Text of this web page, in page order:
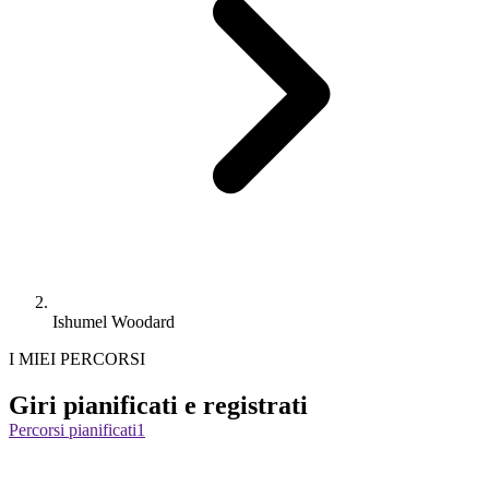
Ishumel Woodard
I MIEI PERCORSI
Giri pianificati e registrati
Percorsi pianificati1